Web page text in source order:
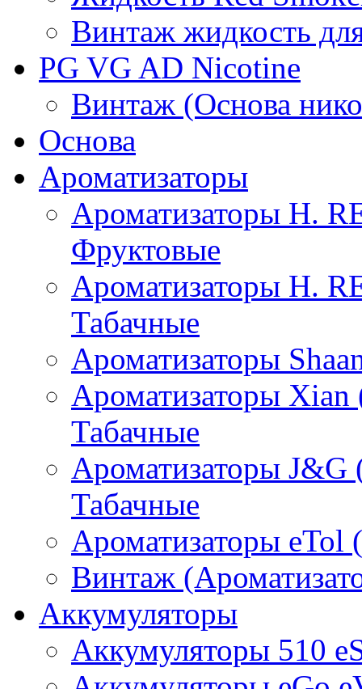
Винтаж жидкость
PG VG AD Nicotine
Винтаж (Основа
Основа
Ароматизаторы
Ароматизаторы H.
Фруктовые
Ароматизаторы H.
Табачные
Ароматизаторы
Ароматизаторы
Табачные
Ароматизаторы
Табачные
Ароматизаторы eTol
Винтаж
Аккумуляторы
Аккумуляторы 510